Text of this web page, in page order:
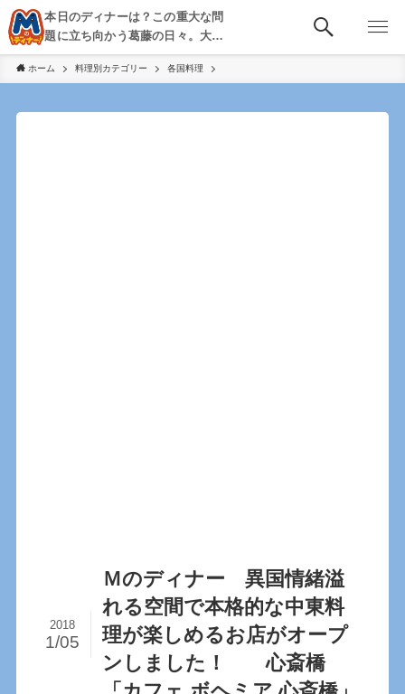
本日のディナーは？この重大な問
題に立ち向かう葛藤の日々。大
阪・京都・神戸を中心とした食べ
歩き、飲み歩きを綴る。
ホーム 料理別カテゴリー 各国料理
Ｍのディナー 異国情緒溢
れる空間で本格的な中東料
理が楽しめるお店がオープ
ンしました！ 心斎橋
2018
1/05